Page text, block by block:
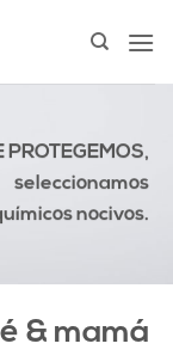
PROTEGEMOS,
seleccionamos
nocivos.
& mamá